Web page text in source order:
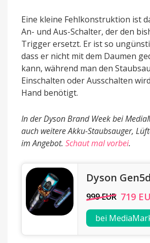
Eine kleine Fehlkonstruktion ist
An- und Aus-Schalter, der den
Trigger ersetzt. Er ist so
dass er nicht mit dem Daumen
kann, während man den
Einschalten oder Ausschalten
Hand benötigt.
In der Dyson Brand Week bei
auch weitere Akku-Staubsauger,
im Angebot. Schaut mal vorbei.
Dyson
999 EUR 719
bei